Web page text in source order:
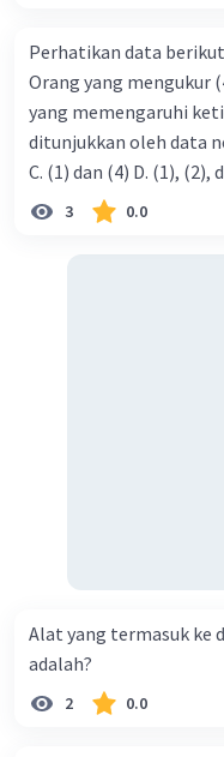
Perhatikan data
Orang yang mengukur
yang memengaruhi
ditunjukkan oleh data nomor ... A. (1) dan
3 0.0
Alat yang termasuk ke
adalah?
2 0.0